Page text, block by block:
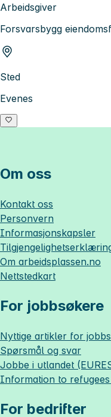
Arbeidsgiver
Forsvarsbygg
Sted
Evenes
Om oss
Kontakt oss
Personvern
Informasjonskapsler
Om arbeidsplassen.no
Nettstedkart
For jobbsøkere
Nyttige artikler for
Spørsmål og svar
Jobbe i utlandet
Information to
For bedrifter